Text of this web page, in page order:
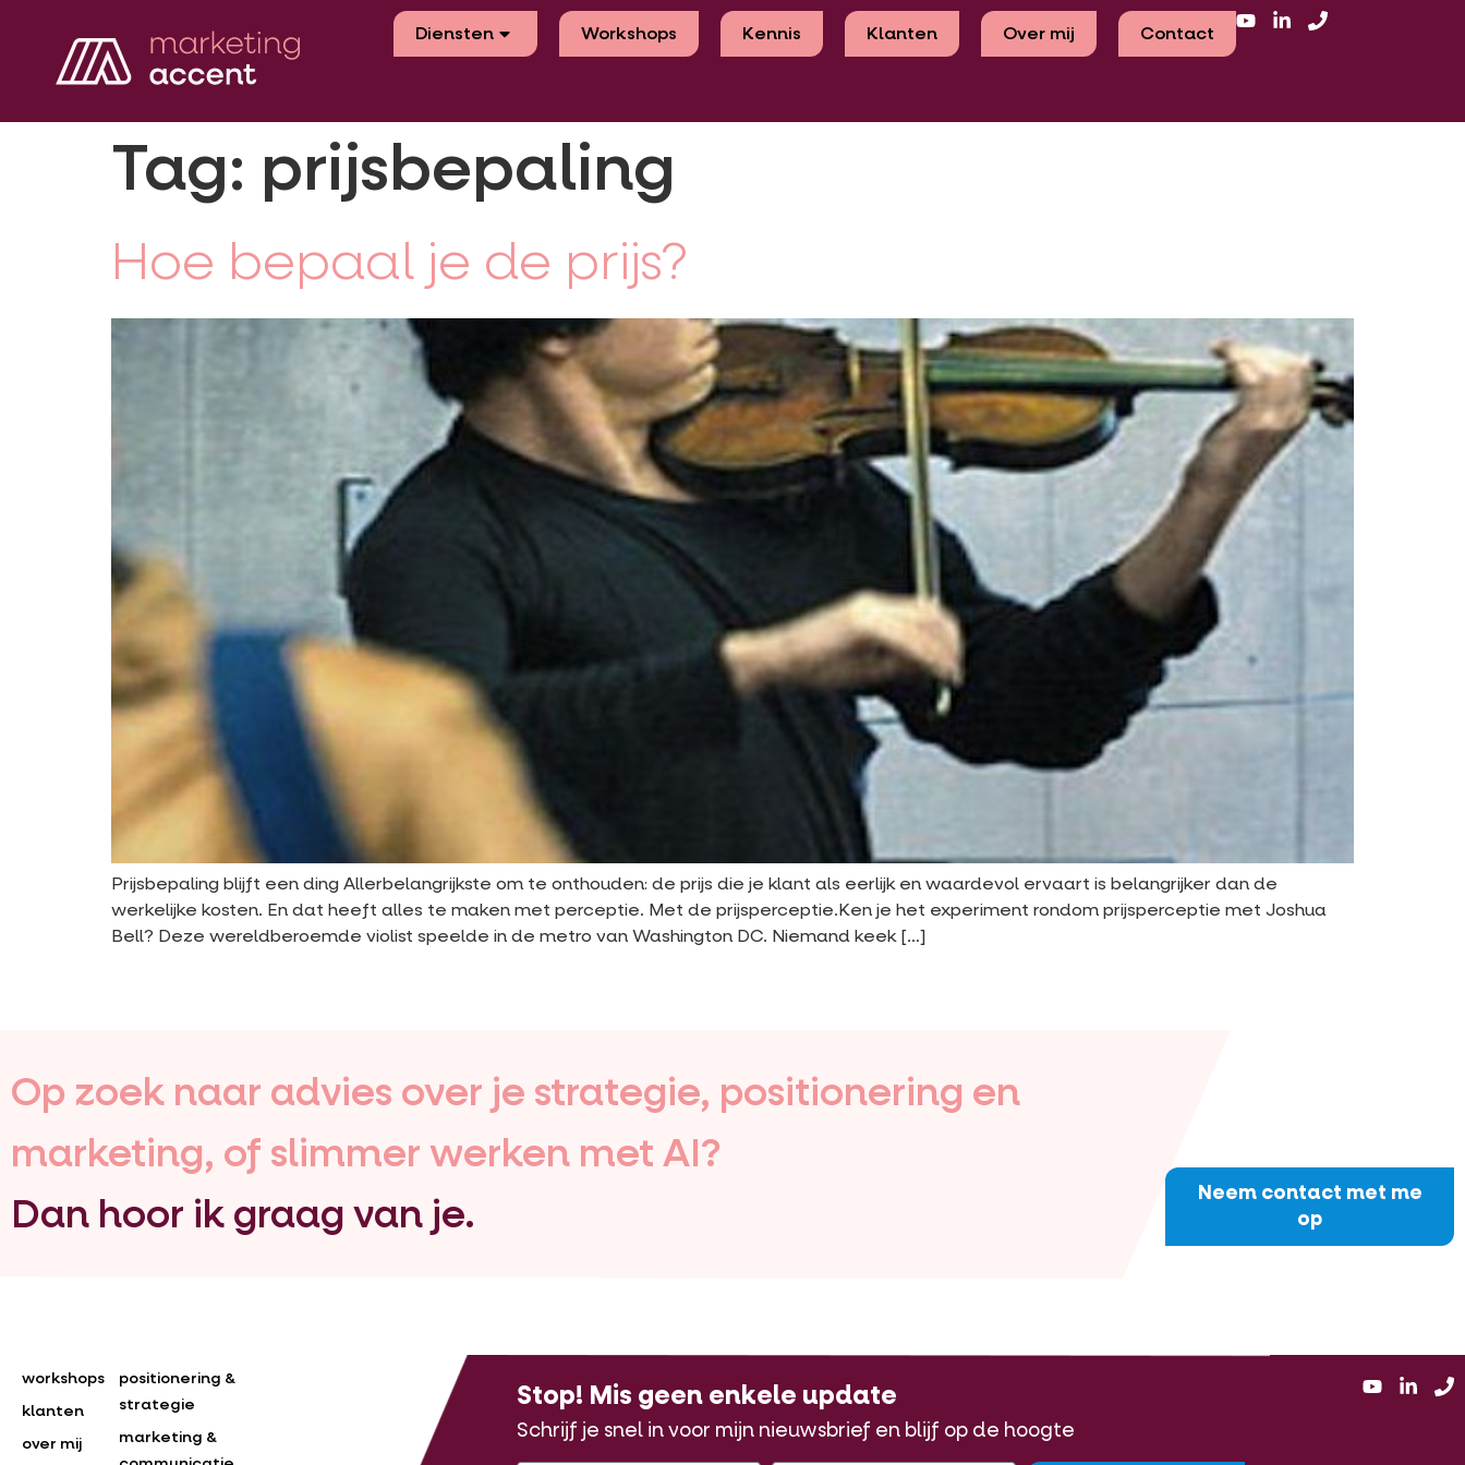
Diensten Workshops Kennis Klanten Over mij Contact
Tag: prijsbepaling
Hoe bepaal je de prijs?
Prijsbepaling blijft een ding Allerbelangrijkste om te onthouden: de prijs die je klant als eerlijk en waardevol ervaart is belangrijker dan de
werkelijke kosten. En dat heeft alles te maken met perceptie. Met de prijsperceptie.Ken je het experiment rondom prijsperceptie met Joshua
Bell? Deze wereldberoemde violist speelde in de metro van Washington DC. Niemand keek […]
Op zoek naar advies over je strategie, positionering en
marketing, of slimmer werken met AI?
Dan hoor ik graag van je.
Neem contact met me
op
workshops
klanten
over mij
positionering &
strategie
marketing &
Stop! Mis geen enkele update
Schrijf je snel in voor mijn nieuwsbrief en blijf op de hoogte